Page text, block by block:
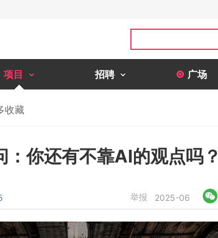
项目 招聘 广场
收藏
你还有不靠AI的观点吗？
举报 2025-06